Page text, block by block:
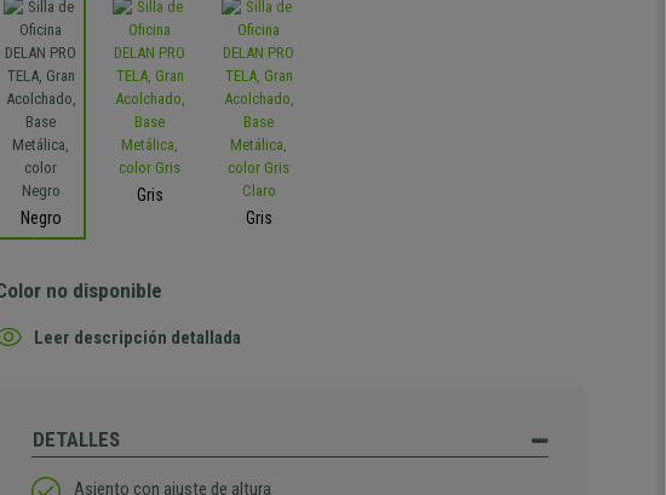
Negro
Gris
Gris
no disponible
Leer descripción detallada
DETALLES
Asiento con ajuste de altura